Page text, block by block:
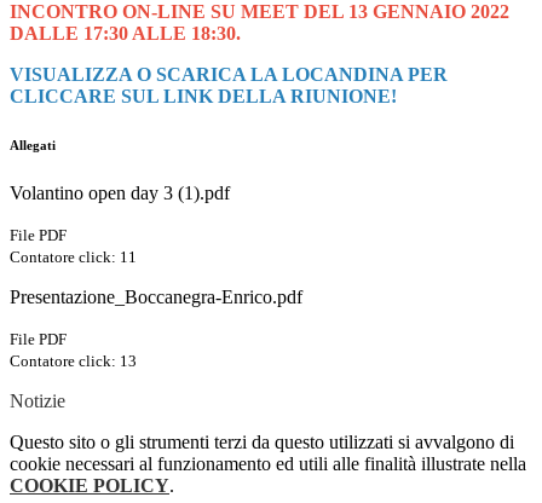
INCONTRO ON-LINE SU MEET DEL 13 GENNAIO 2022
DALLE 17:30 ALLE 18:30.
VISUALIZZA O SCARICA LA LOCANDINA PER
CLICCARE SUL LINK DELLA RIUNIONE!
Allegati
Volantino open day 3 (1).pdf
File PDF
Contatore click: 11
Presentazione_Boccanegra-Enrico.pdf
File PDF
Contatore click: 13
Notizie
Questo sito o gli strumenti terzi da questo utilizzati si avvalgono di
cookie necessari al funzionamento ed utili alle finalità illustrate nella
COOKIE POLICY.